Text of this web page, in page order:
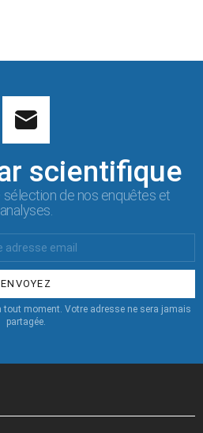
scientifique
sélection de nos enquêtes et
analyses.
moment. Votre adresse ne sera jamais
partagée.